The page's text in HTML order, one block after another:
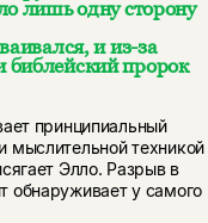
лишь одну сторону
и из-за
библейский пророк
принципиальный
мыслительной техникой
Элло. Разрыв в
обнаруживает у самого